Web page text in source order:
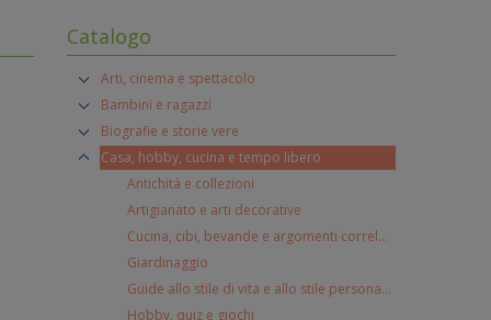
Catalogo
Arti, cinema e spettacolo
Bambini e ragazzi
Biografie e storie vere
Casa, hobby, cucina e tempo libero
Antichità e collezioni
Artigianato e arti decorative
Cucina, cibi, bevande e argomenti correlati
Giardinaggio
Guide allo stile di vita e allo stile personale
Hobby, quiz e giochi